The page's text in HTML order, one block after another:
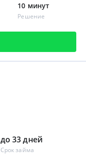
10 минут
Решение
до 33 дней
Срок займа